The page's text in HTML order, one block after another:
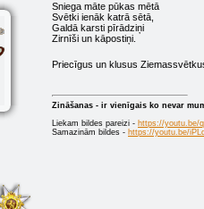
Sniega māte pūkas mētā
Svētki ienāk katrā sētā,
Galdā karsti pīrādziņi
Zirnīši un kāpostiņi.
Priecīgus un klusus
Zināšanas - ir vienīgais ko nevar
Liekam bildes pareizi - https://youtu.be/
Samazinām bildes - https://youtu.be/